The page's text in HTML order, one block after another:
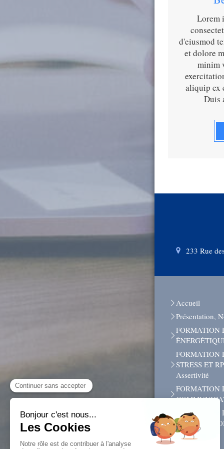
Lorem
d'eiusmod
et dolore
minim
aliquip ex
Duis
233 Rue
Accueil
Présentation,
FORMATION
FORMATION
STRESS ET
Assertivité
FORMATION
/
Notre centre